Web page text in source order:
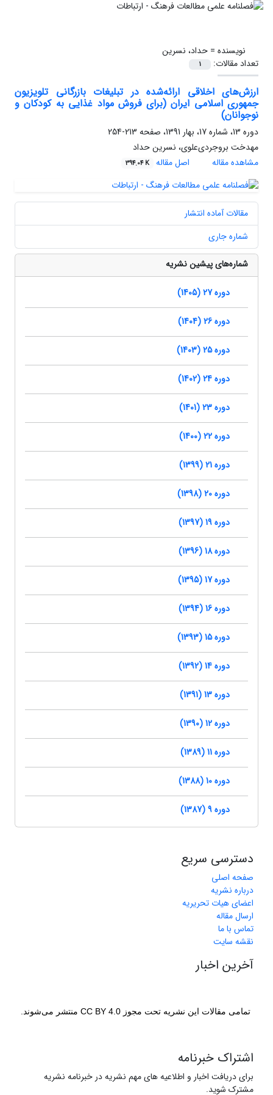
نویسنده =حداد، نسرین
تعداد مقالات:
1
ارزش‌های اخلاقی ارائه‌شده در تبلیغات بازرگانی تلویزیون
جمهوری اسلامی ایران (برای فروش مواد غذایی به کودکان و
نوجوانان)
دوره 13، شماره 17، بهار 1391، صفحه
213-254
مهدخت بروجردی‌علوی، نسرین حداد
مشاهده مقاله
اصل مقاله 394.04 K
مقالات آماده انتشار
شماره جاری
شماره‌های پیشین نشریه
دوره 27 (1405)
دوره 26 (1404)
دوره 25 (1403)
دوره 24 (1402)
دوره 23 (1401)
دوره 22 (1400)
دوره 21 (1399)
دوره 20 (1398)
دوره 19 (1397)
دوره 18 (1396)
دوره 17 (1395)
دوره 16 (1394)
دوره 15 (1393)
دوره 14 (1392)
دوره 13 (1391)
دوره 12 (1390)
دوره 11 (1389)
دوره 10 (1388)
دوره 9 (1387)
دسترسی سریع
صفحه اصلی
درباره نشریه
اعضای هیات تحریریه
ارسال مقاله
تماس با ما
نقشه سایت
آخرین اخبار
تمامی مقالات این نشریه تحت مجوز CC BY 4.0 منتشر می‌شوند.
اشتراک خبرنامه
برای دریافت اخبار و اطلاعیه های مهم نشریه در خبرنامه نشریه
مشترک شوید.